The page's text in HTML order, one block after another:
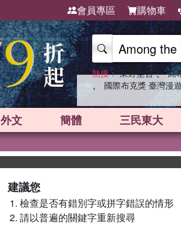
會員專區 購物車
熱搜： 東野圭吾 、 高
、 國際布克獎 臺灣漫
外文 簡體 三民東大
建議您
檢查是否有錯別字或拼字錯誤的情形
請以普遍的關鍵字重新搜尋